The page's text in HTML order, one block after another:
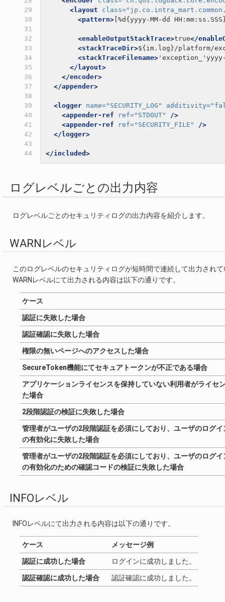
29
30
31
32
33
34
35
36
37
38
39
40
41
42
43
44
<layout
class=
<pattern> [%d{yyyy-MM-dd
<enableOutputStackTrace>true</
<stackTraceDir>${im.log}/platform/
<stackTraceFilename> 'exception_'yyyy-
</layout>
</encoder>
</appender>
<logger name="SECURITY_LOG" additivity=
<appender-ref
ref="STDOUT"
/>
<appender-ref
ref="SECURITY_FILE"
/>
</logger>
</included>
ログレベルごとの出力内容
ログレベルごとのセキュリティログの出力内容を紹介します。
WARNレベル
このログレベルのセキュリティログが短時間で連続して出力され
WARNレベルにて出力される内容は以下の通りです。
ケース
認証に失敗した場合
認証確認に失敗した場合
権限の無いページへのアクセスした場合
SecureToken機能にてセキュアトークンが不正である場合
アプリケーションライセンスを保持していない利用者がライセ
た場合
2段階認証の検証に失敗した場合
管理者がユーザの2段階認証を必須にしており、ユーザのログ
の有効化に失敗した場合
管理者がユーザの2段階認証を必須にしており、ユーザのログ
の有効化のための確認コードの検証に失敗した場合
INFOレベル
INFOレベルにて出力される内容は以下の通りです。
ケース メッセージ例
認証に成功した場合 ログインに成功しました。
認証確認に成功した場合 認証確認に成功しました。